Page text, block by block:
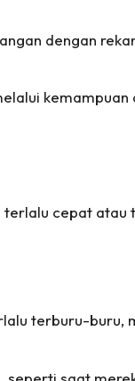
dengan
kemampuan
terlalu cepat atau
terburu-buru,